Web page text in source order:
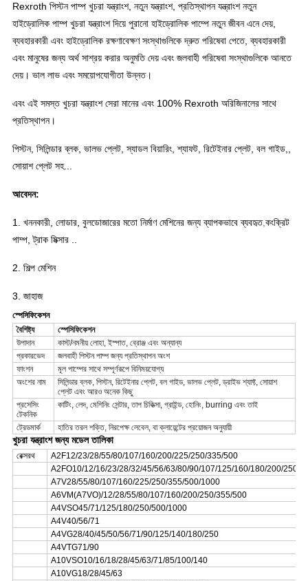
Rexroth পিস্টন পাম্প খুচরা যন্ত্রাংশ, নতুন যন্ত্রাংশ, প্রতিস্থাপন যন্ত্রাংশ নতুন
হাইড্রোলিক পাম্প খুচরা যন্ত্রাংশ দিয়ে পুরানো হাইড্রোলিক পাম্পে নতুন জীবন এনে দেয়,
ব্যবহারকারী এবং হাইড্রোলিক রক্ষণাবেক্ষণ সংস্থাগুলিকে দ্রুত পরিষেবা পেতে, ব্যবহারকারী
এবং মানুষের জন্য অর্থ সাশ্রয় করার অনুমতি দেয় এবং জলবাহী পরিষেবা সংস্থাগুলিকে আনতে
দেয়। ভাল লাভ এবং সময়োপযোগীতা উন্নত।
এবং এই সমস্ত খুচরা যন্ত্রাংশ সেরা মানের এবং 100% Rexroth অরিজিনালের সাথে
প্রতিস্থাপন।
পিস্টন, সিলিন্ডার ব্লক, ভালভ প্লেট, স্যাডল বিয়ারিং, শ্যাফট, রিটেইনার প্লেট, বল গাইড,,
সোয়াশ প্লেট সহ...
আবেদন:
1. খননকারী, লোডার, বুলডোজারের মতো নির্মাণ মেশিনের জন্য ব্যাপকভাবে ব্যবহৃত,কংক্রিট
পাম্প, ট্রাক মিক্সার ..
2. শিল্প মেশিন
3. জাহাজ
স্পেসিফিকেশন
বৈশিষ্ট্য
স্পেসিফিকেশন
উপাদান
কাস্ট/নমনীয় লোহা, ইস্পাত, ব্রোঞ্জ এবং অন্যান্য
প্রকারভেদ
জলবাহী পিস্টন পাম্প জন্য প্রতিস্থাপন অংশ
ফাংশন
মূল পাম্পের সাথে সম্পূর্ণরূপে বিনিময়যোগ্য
অংশের নাম
সিলিন্ডার ব্লক, পিস্টন, রিটেইনার প্লেট, বল গাইড, ভালভ প্লেট, ড্রাইভ শ্যাফ্ট, সোয়াশ
প্লেট এবং আরও অনেক কিছু
প্রসেসিং
টেকনিক
কাটিং, লেদ, মেশিনিং সেন্টার, তাপ চিকিত্সা, গ্রাইন্ড, হোনিং, burring এবং তাই
ট্রেডমার্ক হাতির তরল শক্তি, নিরপেক্ষ লেবেল, বা ক্লায়েন্টের প্রয়োজন অনুযায়ী
খুচরা যন্ত্রাংশ জন্য মডেল তালিকা
রেক্সরথ
A2F12/23/28/55/80/107/160/200/225/250/335/500
A2FO10/12/16/23/28/32/45/56/63/80/90/107/125/160/180/200/250/
A7V28/55/80/107/160/225/250/355/500/1000
A6VM(A7VO)/12/28/55/80/107/160/200/250/355/500
A4VSO45/71/125/180/250/500/1000
A4V40/56/71
A4VG28/40/45/50/56/71/90/125/140/180/250
A4VTG71/90
A10VSO10/16/18/28/45/63/71/85/100/140
A10VG18/28/45/63